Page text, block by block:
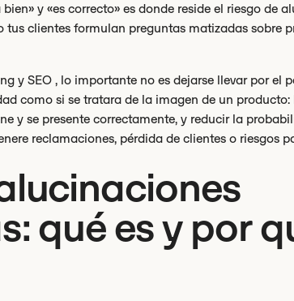
y «es correcto» es donde reside el riesgo de
tus clientes formulan preguntas matizadas sobre
y SEO , lo importante no es dejarse llevar por el
como si se tratara de la imagen de un producto:
y se presente correctamente, y reducir la
reclamaciones, pérdida de clientes o riesgos
qué es y por